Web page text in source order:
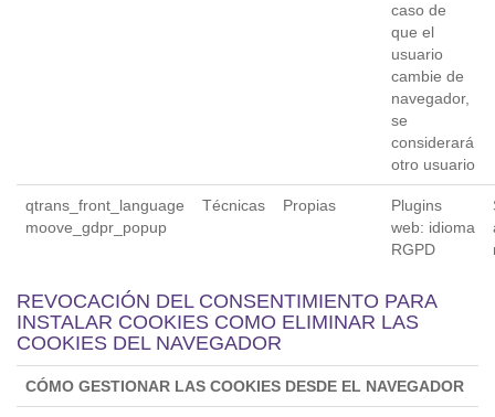
caso de
que el
usuario
cambie de
navegador,
se
considerará
otro usuario
qtrans_front_language
moove_gdpr_popup
Técnicas Propias
Plugins
web: idioma
RGPD
REVOCACIÓN DEL CONSENTIMIENTO PARA
INSTALAR COOKIES COMO ELIMINAR LAS
COOKIES DEL NAVEGADOR
CÓMO GESTIONAR LAS COOKIES DESDE EL NAVEGADOR